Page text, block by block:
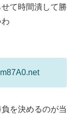
て時間潰して勝
を決めるのが当